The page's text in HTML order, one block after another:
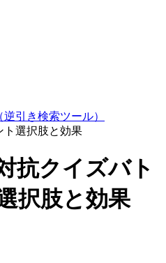
引き検索ツール）
ト選択肢と効果
抗クイズバト
択肢と効果